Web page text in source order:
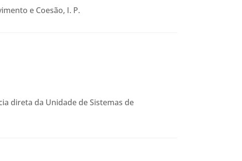
e Coesão, I. P.
direta da Unidade de Sistemas de